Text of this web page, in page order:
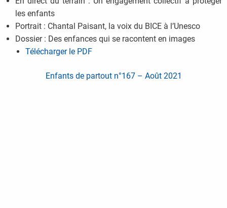
les enfants
Portrait : Chantal Paisant, la voix du BICE à l’Unesco
Dossier : Des enfances qui se racontent en images
Télécharger le PDF
Enfants de partout n°167 – Août 2021